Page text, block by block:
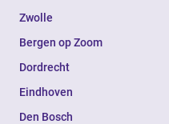
Zwolle
Bergen op Zoom
Dordrecht
Eindhoven
Den Bosch